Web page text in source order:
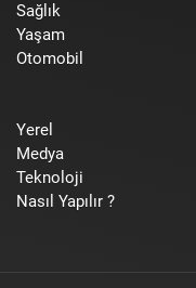
Sağlık
Yaşam
Otomobil
Yerel
Medya
Teknoloji
Nasıl Yapılır ?